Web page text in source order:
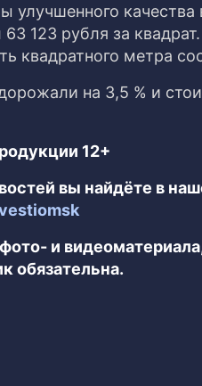
улучшенного
63 123 рубля за
квадратного метра
на 3,5 % и
12+
вы найдёте в
и
обязательна.